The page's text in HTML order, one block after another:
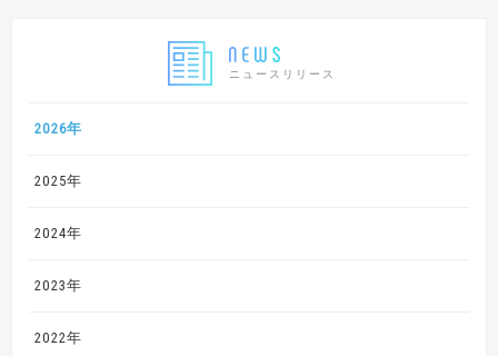
ニュースリリース
2026年
2025年
2024年
2023年
2022年